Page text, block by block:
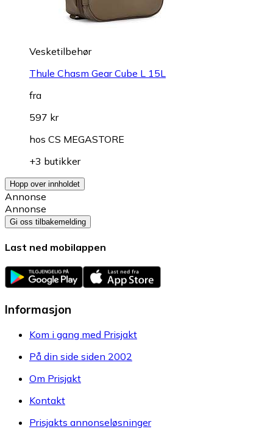
Vesketilbehør
Thule Chasm Gear Cube L 15L
fra
597 kr
hos CS MEGASTORE
+3 butikker
Hopp over innholdet
Annonse
Annonse
Gi oss tilbakemelding
Last ned mobilappen
Informasjon
Kom i gang med Prisjakt
På din side siden 2002
Om Prisjakt
Kontakt
Prisjakts annonseløsninger